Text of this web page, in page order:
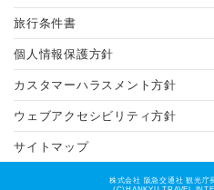
旅行条件書
個人情報保護方針
カスタマーハラスメント方針
ウェブアクセシビリティ方針
サイトマップ
株式会社 阪急交通社 観光庁